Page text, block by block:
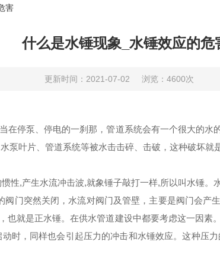
害
什么是水锤现象_水锤效应的危
更新时间：2021-07-02 浏览：4600次
停泵、停电的一刹那，管道系统会有一个很大的
叶片、管道系统等被水击击碎、击破，这种破坏就
性,产生水流冲击波,就象锤子敲打一样,所以叫水锤
门突然关闭，水流对阀门及管壁，主要是阀门会
也就是正水锤。在供水管道建设中都要考虑这一因
时，同样也会引起压力的冲击和水锤效应。这种压